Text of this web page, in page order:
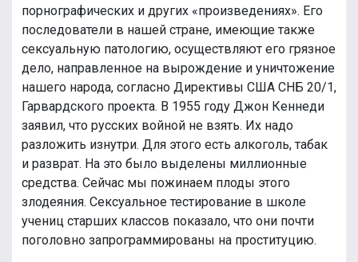
порнографических и других «произведениях». Его
последователи в нашей стране, имеющие также
сексуальную патологию, осуществляют его грязное
дело, направленное на вырождение и уничтожение
нашего народа, согласно Директивы США СНБ 20/1,
Гарвардского проекта. В 1955 году Джон Кеннеди
заявил, что русских войной не взять. Их надо
разложить изнутри. Для этого есть алкоголь, табак
и разврат. На это было выделены миллионные
средства. Сейчас мы пожинаем плоды этого
злодеяния. Сексуальное тестирование в школе
учениц старших классов показало, что они почти
поголовно запрограммированы на проституцию.